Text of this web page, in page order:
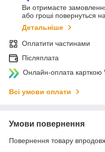
Ви отримаєте
або гроші повернуться
Детальніше
Оплатити частинами
Післяплата
Онлайн-оплата
Всі умови оплати
Умови повернення
Повернення товару